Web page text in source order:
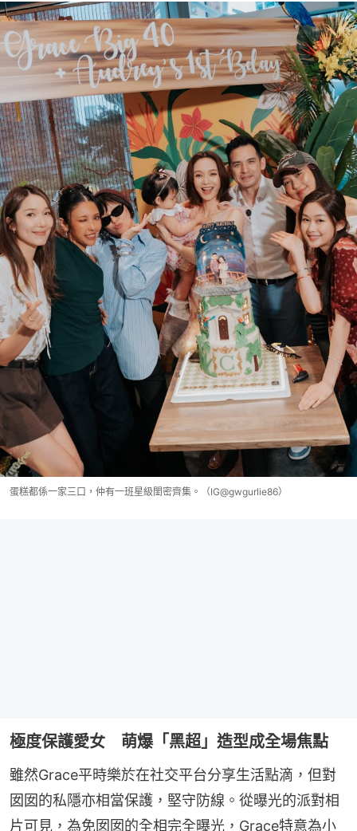
蛋糕都係一家三口，仲有一班星級閨密齊集。（IG@gwgurlie86）
極度保護愛女 萌爆「黑超」造型成全場焦點
雖然Grace平時樂於在社交平台分享生活點滴，但對
囡囡的私隱亦相當保護，堅守防線。從曝光的派對相
片可見，為免囡囡的全相完全曝光，Grace特意為小